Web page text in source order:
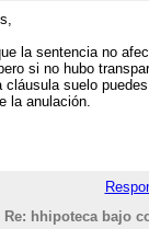
la sentencia no
si no hubo
cláusula suelo
la anulación.
Re: hhipoteca bajo